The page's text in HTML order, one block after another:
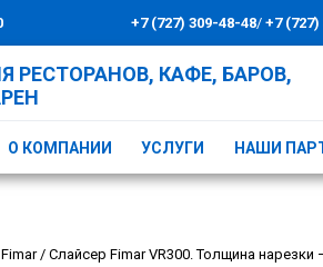
+7 (727) 309-48-48/+7 (727)
РЕСТОРАНОВ, КАФЕ, БАРОВ,
О КОМПАНИИ УСЛУГИ НАШИ
Fimar / Слайсер Fimar VR300. Толщина нарезки